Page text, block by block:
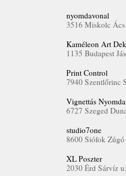
nyomdavonal
3516 Miskolc
Kaméleon Art
1135 Budapest
Print Control
7940 Szentlőrinc
Vignettás
6727 Szeged
studio7one
8600 Siófok
XL Poszter
2030 Érd Sárvíz